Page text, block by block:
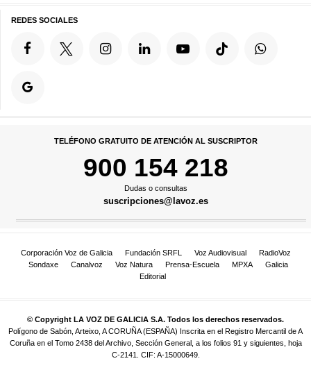
REDES SOCIALES
TELÉFONO GRATUITO DE ATENCIÓN AL SUSCRIPTOR
900 154 218
Dudas o consultas
suscripciones@lavoz.es
Corporación Voz de Galicia Fundación SRFL Voz Audiovisual
RadioVoz
Sondaxe
Canalvoz Voz Natura Prensa-Escuela MPXA
Galicia
Editorial
© Copyright LA VOZ DE GALICIA S.A. Todos los derechos reservados.
Polígono de Sabón, Arteixo, A CORUÑA (ESPAÑA) Inscrita en el Registro Mercantil de A
Coruña en el Tomo 2438 del Archivo, Sección General, a los folios 91 y siguientes, hoja
C-2141. CIF: A-15000649.